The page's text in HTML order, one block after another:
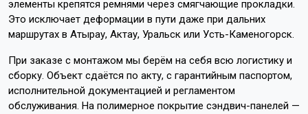
элементы крепятся ремнями через смягчающие прокладки.
Это исключает деформации в пути даже при дальних
маршрутах в Атырау, Актау, Уральск или Усть-Каменогорск.
При заказе с монтажом мы берём на себя всю логистику и
сборку. Объект сдаётся по акту, с гарантийным паспортом,
исполнительной документацией и регламентом
обслуживания. На полимерное покрытие сэндвич-панелей —